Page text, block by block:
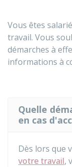
Vous êtes
travail. Vous
démarches à
informations à
Quelle
en cas
Dès lors que
votre travail,